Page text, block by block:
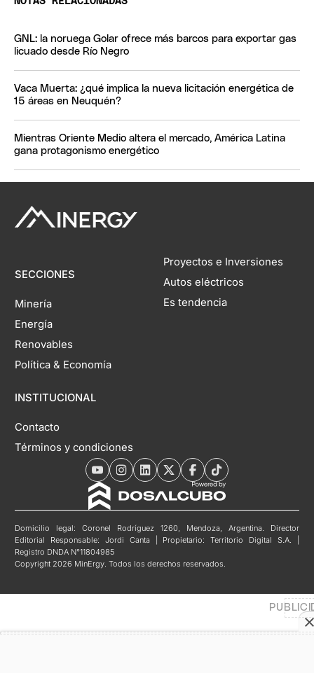
GNL: la noruega Golar ofrece más barcos para exportar gas
licuado desde Río Negro
Vaca Muerta: ¿qué implica la nueva licitación energética de
15 áreas en Neuquén?
Mientras Oriente Medio altera el mercado, América Latina
gana protagonismo energético
SECCIONES
Minería
Energía
Renovables
Política & Economía
INSTITUCIONAL
Contacto
Términos y condiciones
Proyectos e Inversiones
Autos eléctricos
Es tendencia
Domicilio legal: Coronel Rodríguez 1260, Mendoza, Argentina. Director
Editorial Responsable: Jordi Canta | Propietario: Territorio Digital S.A. |
Registro DNDA N°11804985
Copyright 2026 MinErgy. Todos los derechos reservados.